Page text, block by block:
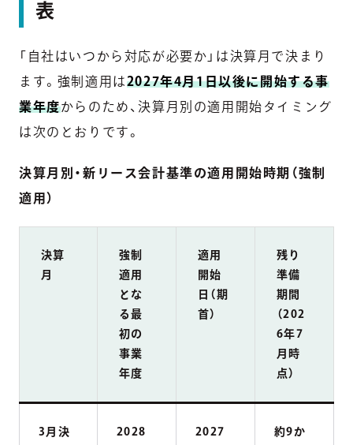
表
「自社はいつから対応が必要か」は決算月で決まり
ます。強制適用は2027年4月1日以後に開始する事
業年度からのため、決算月別の適用開始タイミング
は次のとおりです。
決算月別・新リース会計基準の適用開始時期（強制
適用）
決算
月
強制
適用
とな
る最
初の
事業
年度
適用
開始
日（期
首）
残り
準備
期間
（202
6年7
月時
点）
3月決
2028
2027
約9か